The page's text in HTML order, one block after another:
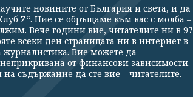
новините от България и света, и да
Z“. Ние се обръщаме към вас с молба –
Вече години вие, читателите ни в 97
всеки ден страницата ни в интернет в
журналистика. Вие можете да
от финансови зависимости.
съдържание да сте вие – читателите.